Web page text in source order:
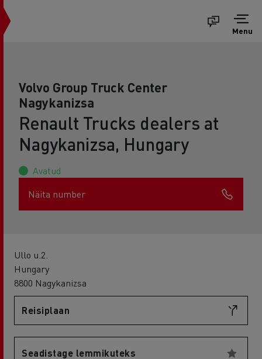
Menu
Volvo Group Truck Center
Nagykanizsa
Renault Trucks dealers at
Nagykanizsa, Hungary
Avatud
Näita number
Ullo u.2.
Hungary
8800 Nagykanizsa
Reisiplaan
Seadistage lemmikuteks